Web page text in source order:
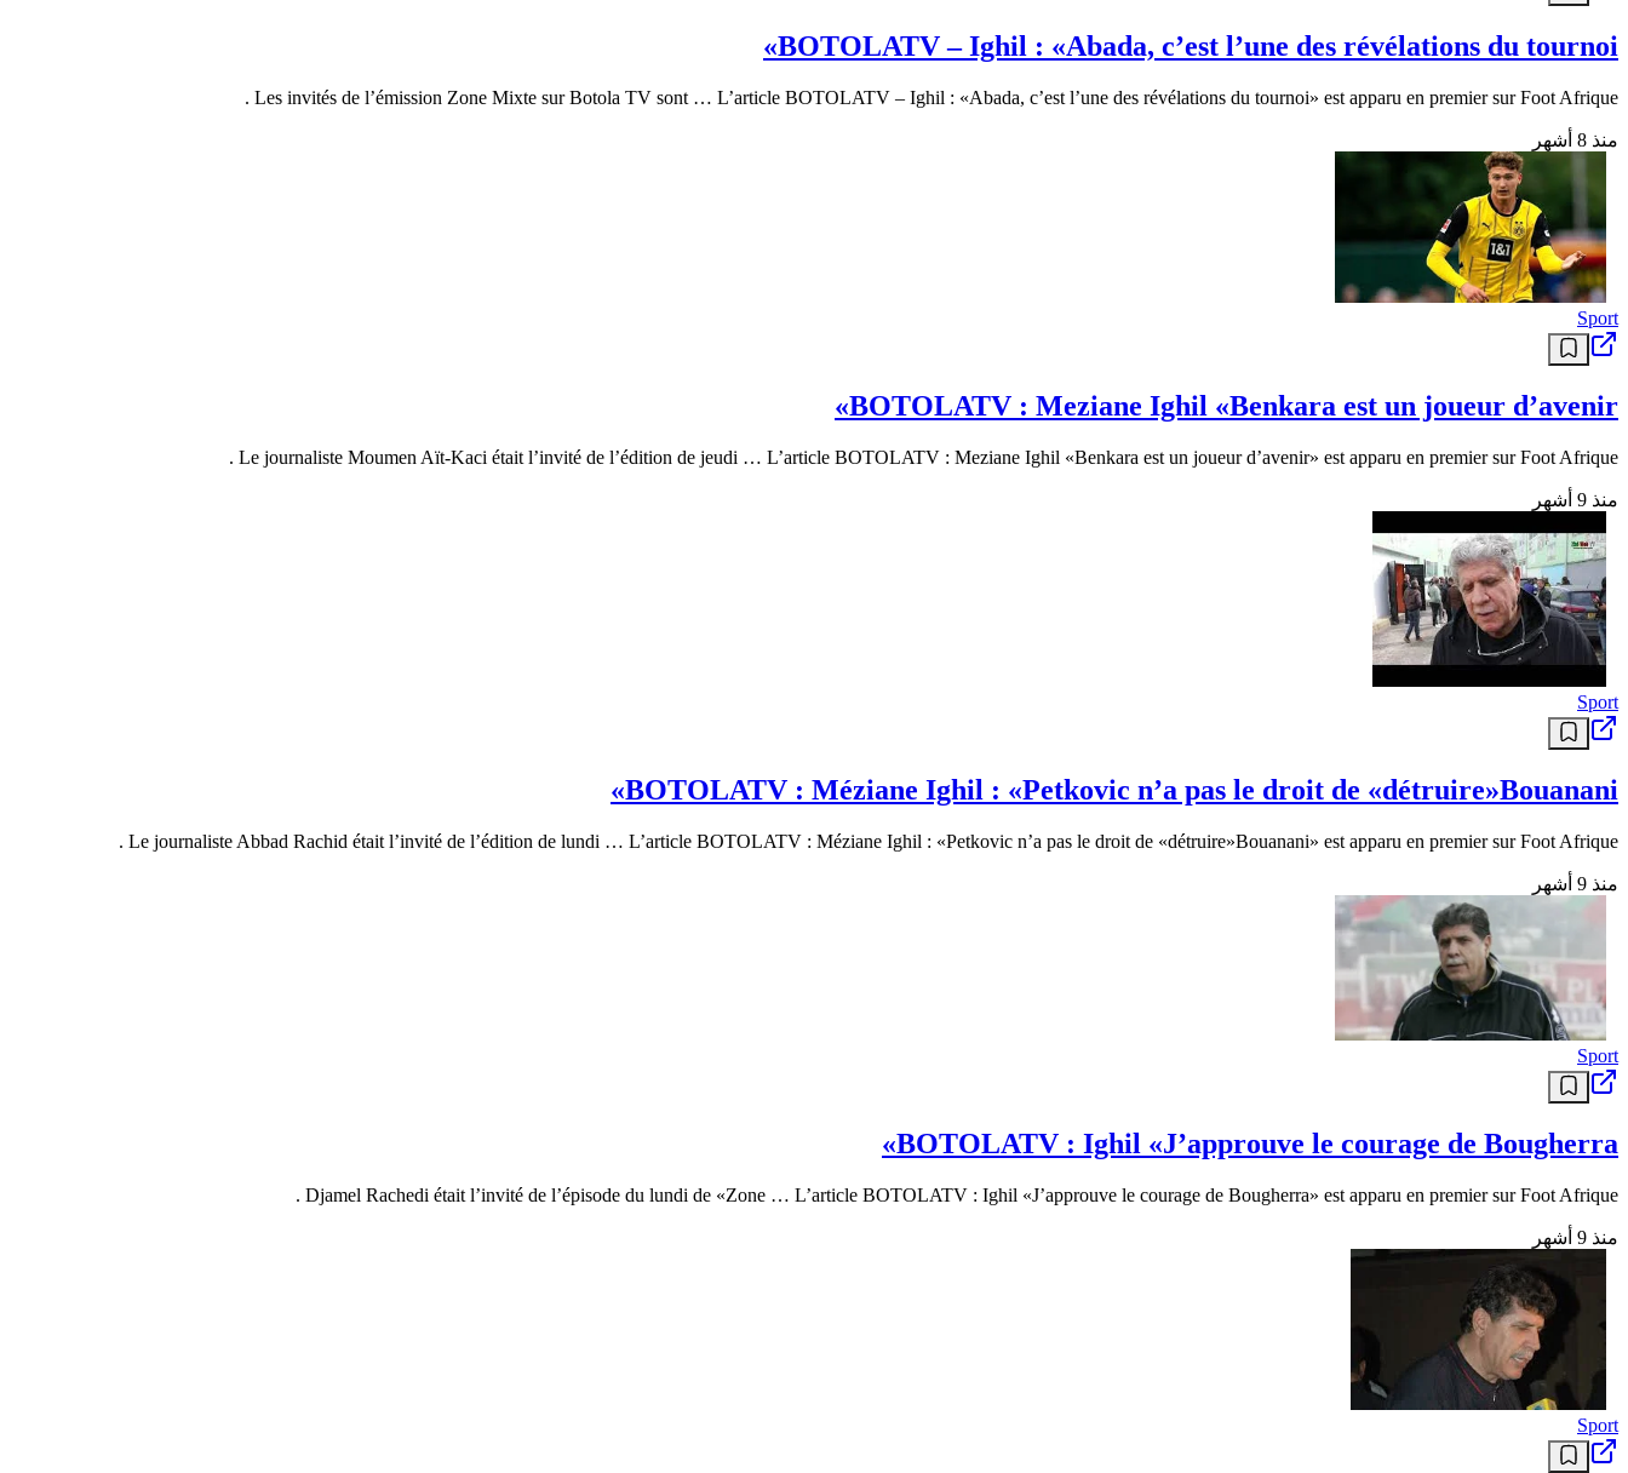
BOTOLATV – Ighil : «Abada, c’est l’une des révélations du tournoi»
Les invités de l’émission Zone Mixte sur Botola TV sont … L’article BOTOLATV – Ighil : «Abada, c’est l’une des révélations du tournoi» est apparu en premier sur Foot Afrique .
منذ 8 أشهر
Sport
BOTOLATV : Meziane Ighil «Benkara est un joueur d’avenir»
Le journaliste Moumen Aït-Kaci était l’invité de l’édition de jeudi … L’article BOTOLATV : Meziane Ighil «Benkara est un joueur d’avenir» est apparu en premier sur Foot Afrique .
منذ 9 أشهر
Sport
BOTOLATV : Méziane Ighil : «Petkovic n’a pas le droit de «détruire»Bouanani»
Le journaliste Abbad Rachid était l’invité de l’édition de lundi … L’article BOTOLATV : Méziane Ighil : «Petkovic n’a pas le droit de «détruire»Bouanani» est apparu en premier sur Foot Afrique .
منذ 9 أشهر
Sport
BOTOLATV : Ighil «J’approuve le courage de Bougherra»
Djamel Rachedi était l’invité de l’épisode du lundi de «Zone … L’article BOTOLATV : Ighil «J’approuve le courage de Bougherra» est apparu en premier sur Foot Afrique .
منذ 9 أشهر
Sport